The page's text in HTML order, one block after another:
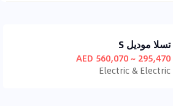
تسلا موديل S
295,470 ~ 560,070 AED
Electric & Electric